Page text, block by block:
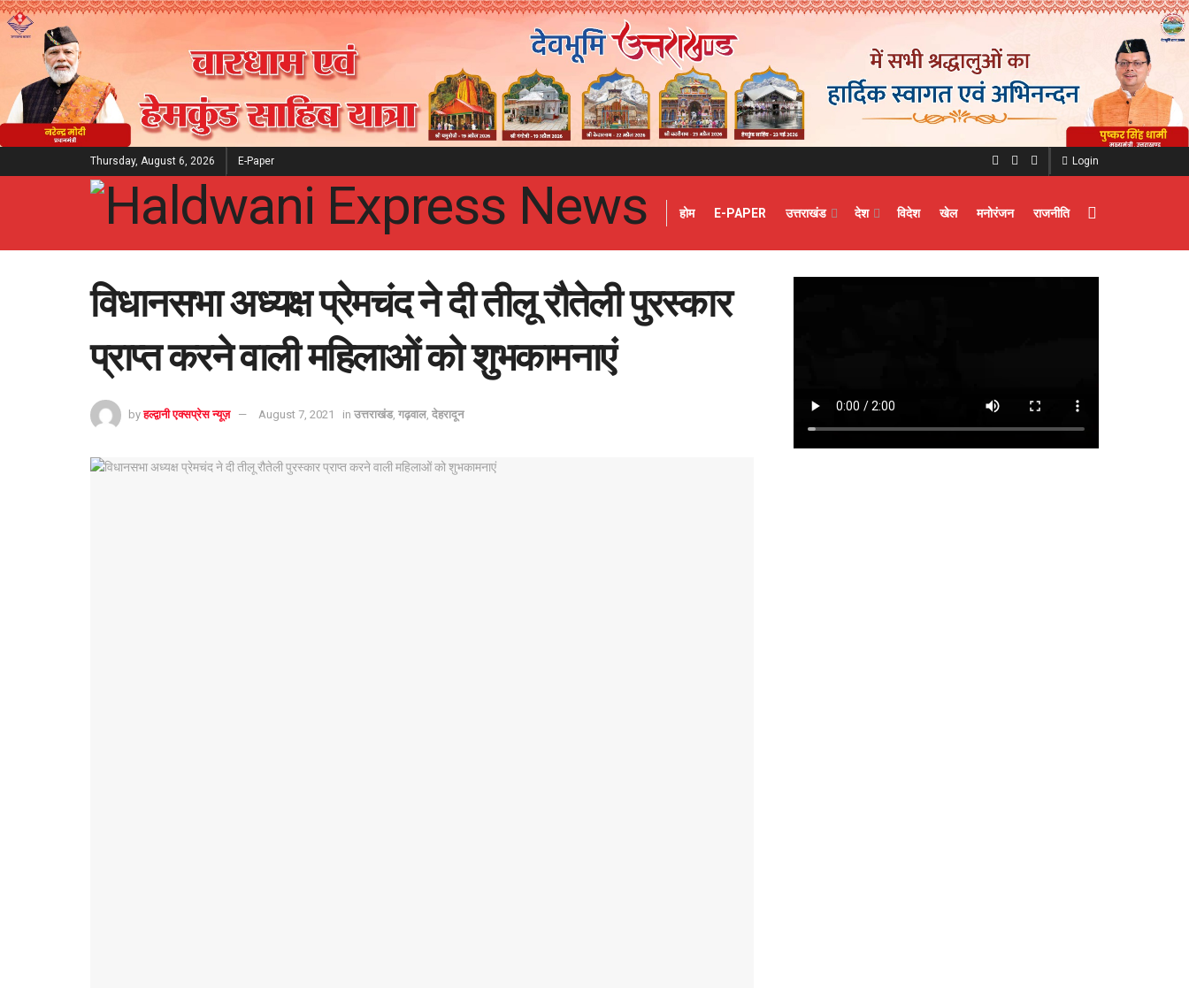
Thursday, August 6, 2026 E-Paper Login
होम E-PAPER उत्तराखंड देश विदेश खेल मनोरंजन राजनीति
विधानसभा अध्यक्ष प्रेमचंद ने दी तीलू रौतेली पुरस्कार
प्राप्त करने वाली महिलाओं को शुभकामनाएं
by हल्द्वानी एक्सप्रेस न्यूज़ August 7, 2021 in उत्तराखंड, गढ़वाल, देहरादून